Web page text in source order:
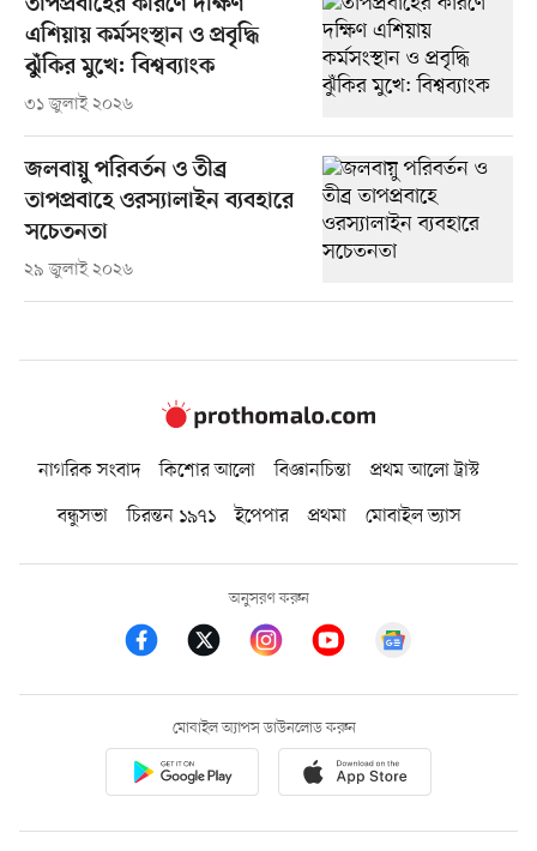
এশিয়ায় কর্মসংস্থান ও প্রবৃদ্ধি
ঝুঁকির মুখে: বিশ্বব্যাংক
৩১ জুলাই ২০২৬
জলবায়ু পরিবর্তন ও তীব্র
তাপপ্রবাহে ওরস্যালাইন ব্যবহারে
সচেতনতা
২৯ জুলাই ২০২৬
নাগরিক সংবাদ কিশোর আলো বিজ্ঞানচিন্তা
প্রথম আলো ট্রাস্ট
বন্ধুসভা
চিরন্তন ১৯৭১ ইপেপার প্রথমা মোবাইল ভ্যাস
অনুসরণ করুন
মোবাইল অ্যাপস ডাউনলোড করুন